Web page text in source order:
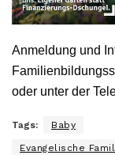
Anmeldung und
oder unter der
Tags: Baby
Evangelische